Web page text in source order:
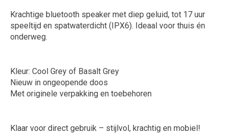
Krachtige bluetooth speaker met diep geluid, tot 17 uur
speeltijd en spatwaterdicht (IPX6). Ideaal voor thuis én
onderweg.
Kleur: Cool Grey of Basalt Grey
Nieuw in ongeopende doos
Met originele verpakking en toebehoren
Klaar voor direct gebruik – stijlvol, krachtig en mobiel!